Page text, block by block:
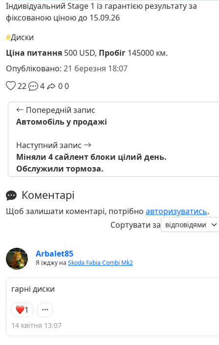
Індивідуальний Stage 1 із гарантією результату за
фіксованою ціною до 15.09.26
#Диски
Ціна питання 500 USD, Пробіг 145000 км.
Опубліковано: 21 березня 18:07
22
4 00
Попередній запис
Автомобіль у продажі
Наступний запис
Міняли 4 сайлент блоки цілий день.
Обслужили тормоза.
Коментарі
Щоб залишати коментарі, потрібно авторизуватись.
Сортувати за
Arbalet85
Я їжджу на Skoda Fabia Combi Mk2
гарні диски
1
14 квітня 13:07